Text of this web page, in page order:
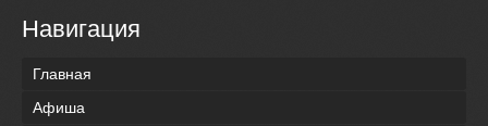
Навигация
Главная
Афиша